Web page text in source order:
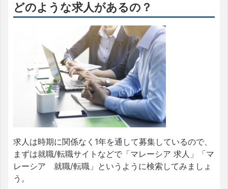
どのような求人があるの？
求人は時期に関係なく1年を通して募集しているので、
まずは就職/転職サイトなどで「マレーシア 求人」「マ
レーシア 就職/転職」というように検索してみましょ
う。